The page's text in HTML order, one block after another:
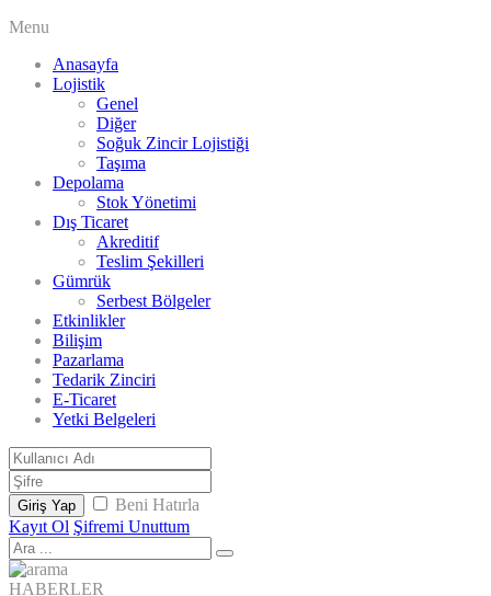
Menu
Anasayfa
Lojistik
Genel
Diğer
Soğuk Zincir Lojistiği
Taşıma
Depolama
Stok Yönetimi
Dış Ticaret
Akreditif
Teslim Şekilleri
Gümrük
Serbest Bölgeler
Etkinlikler
Bilişim
Pazarlama
Tedarik Zinciri
E-Ticaret
Yetki Belgeleri
Giriş Yap
Beni Hatırla
Kayıt Ol Şifremi Unuttum
HABERLER